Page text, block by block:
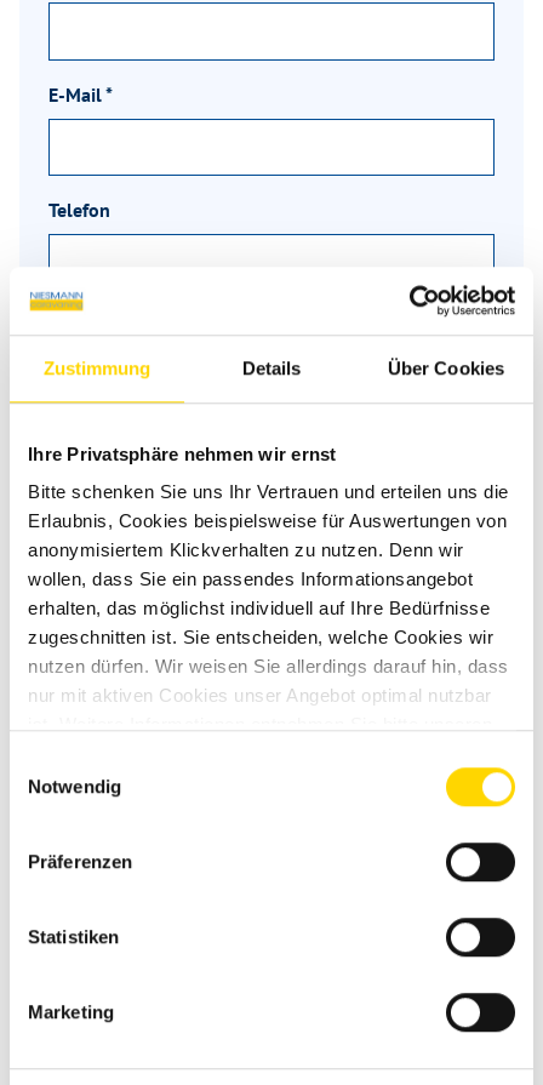
Zustimmung Details Über Cookies
Ihre Privatsphäre nehmen wir ernst
Bitte schenken Sie uns Ihr Vertrauen und erteilen uns die
Erlaubnis, Cookies beispielsweise für Auswertungen von
anonymisiertem Klickverhalten zu nutzen. Denn wir
wollen, dass Sie ein passendes Informationsangebot
erhalten, das möglichst individuell auf Ihre Bedürfnisse
zugeschnitten ist. Sie entscheiden, welche Cookies wir
nutzen dürfen. Wir weisen Sie allerdings darauf hin, dass
nur mit aktiven Cookies unser Angebot optimal nutzbar
Notwendig
Präferenzen
Statistiken
Marketing
E-Mail*
Telefon
Felder mit * sind Pflichtfelder!
Standard) mit uns in Kontakt treten, werden Ihre Eingaben
zusammen mit den von Ihnen angegebenen Kontaktdaten
Diese Daten werden von uns nicht weitergegeben und nur
so lange gespeichert, wie sie zur Bearbeitung der Anfrage